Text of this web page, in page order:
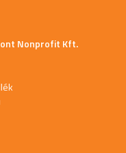
Nonprofit Kft.